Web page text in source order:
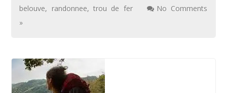
belouve, randonnee,trou de fer
No Comments
»